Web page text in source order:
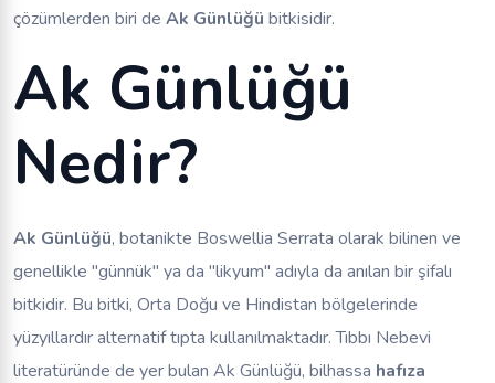
çözümlerden biri de Ak Günlüğü bitkisidir.
Ak Günlüğü
Nedir?
Ak Günlüğü, botanikte Boswellia Serrata olarak bilinen ve
genellikle "günnük" ya da "likyum" adıyla da anılan bir şifalı
bitkidir. Bu bitki, Orta Doğu ve Hindistan bölgelerinde
yüzyıllardır alternatif tıpta kullanılmaktadır. Tıbbı Nebevi
literatüründe de yer bulan Ak Günlüğü, bilhassa hafıza